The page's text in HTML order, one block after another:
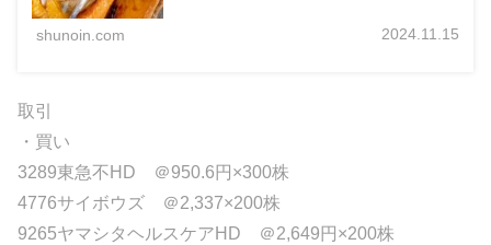
shunoin.com 2024.11.15
取引
・買い
3289東急不HD ＠950.6円×300株
4776サイボウズ ＠2,337×200株
9265ヤマシタヘルスケアHD ＠2,649円×200株